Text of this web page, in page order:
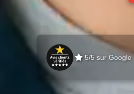
5/5 sur Google